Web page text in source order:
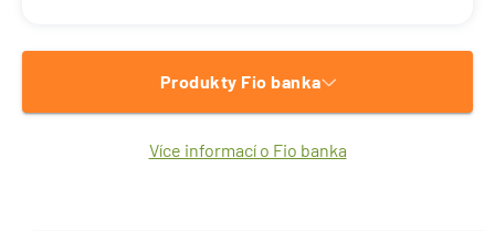
Produkty Fio banka
Více informací o Fio banka